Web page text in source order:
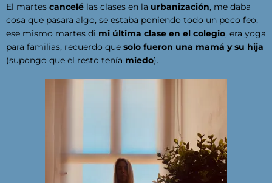
El martes cancelé las clases en la urbanización, me daba
cosa que pasara algo, se estaba poniendo todo un poco feo,
ese mismo martes di mi última clase en el colegio, era yoga
para familias, recuerdo que solo fueron una mamá y su hija
(supongo que el resto tenía miedo).